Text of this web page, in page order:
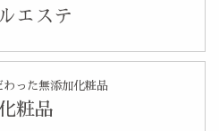
エステ
わった無添加化粧品
粧品